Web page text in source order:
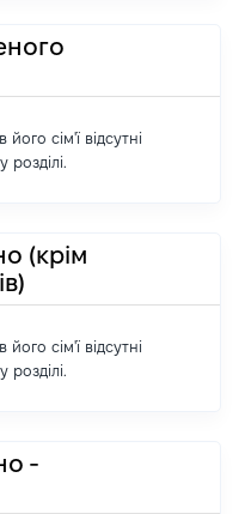
сім'ї відсутні
(крім
сім'ї відсутні
-